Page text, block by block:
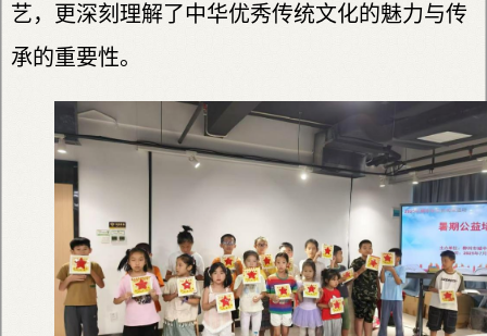
艺，更深刻理解了中华优秀传统文化的魅力与传
承的重要性。